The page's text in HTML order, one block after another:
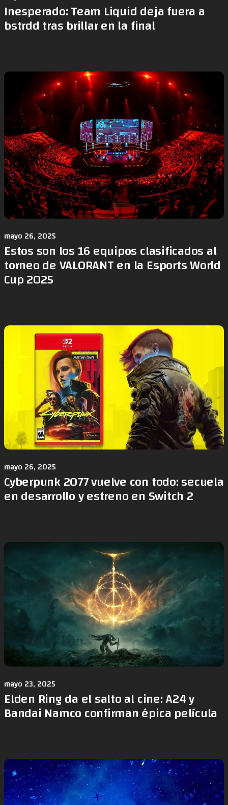
Inesperado: Team Liquid deja fuera a
bstrdd tras brillar en la final
mayo 26, 2025
Estos son los 16 equipos clasificados al
torneo de VALORANT en la Esports World
Cup 2025
mayo 26, 2025
Cyberpunk 2077 vuelve con todo: secuela
en desarrollo y estreno en Switch 2
mayo 23, 2025
Elden Ring da el salto al cine: A24 y
Bandai Namco confirman épica película